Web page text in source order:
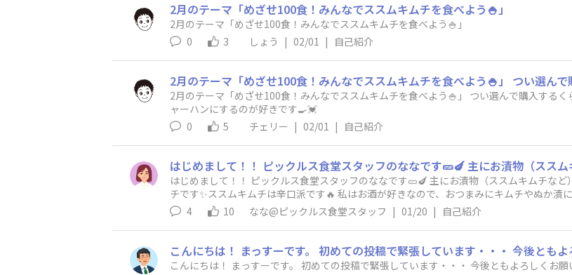
2月のテーマ「めざせ100食！みんなでススムキムチを食べよう🍚」
2月のテーマ「めざせ100食！みんなでススムキムチを食べよう🍚」
0
3 しょう | 02/01 | 自己紹介
2月のテーマ「めざせ100食！みんなでススムキムチを食べよう🍚」 つい選んで購入する
ャーハンにするのが好きです🍳💓
0
5 チェリー | 02/01 | 自己紹介
はじめまして！！ ピックルス食堂スタッフのななです🥒🍆 主にお漬物（ススムキムチな
チです✨ススムキムチは辛口派です🔥 私はお酒が好きなので、おつまみにキムチやぬか
す！！
4 10 なな@ピックルス食堂スタッフ | 01/20 | 自己紹介
こんにちは！ まっすーです。 初めての投稿で緊張しています・・・ 今後ともよ
こんにちは！ まっすーです。 初めての投稿で緊張しています・・・ 今後ともよろしくお願